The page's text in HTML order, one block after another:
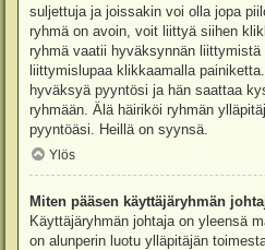
suljettuja ja joissakin voi olla jopa
ryhmä on avoin, voit liittyä siihen
ryhmä vaatii hyväksynnän
liittymislupaa klikkaamalla
hyväksyä pyyntösi ja hän saattaa
ryhmään. Älä häiriköi ryhmän
pyyntöäsi. Heillä on syynsä.
Ylös
Miten pääsen käyttäjäryhmän
Käyttäjäryhmän johtaja on yleensä
on alunperin luotu ylläpitäjän